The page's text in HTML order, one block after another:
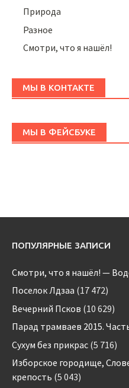
Природа
Разное
Смотри, что я нашёл!
МЫ В КОНТАКТЕ
МЫ В ФЕЙСБУКЕ
ПОПУЛЯРНЫЕ ЗАПИСИ
Смотри, что я нашёл! —
Поселок Лдзаа (17 472)
Вечерний Псков (10 629)
Парад трамваев 2015.
Сухум без прикрас (5 716)
Изборское городище,
крепость (5 043)